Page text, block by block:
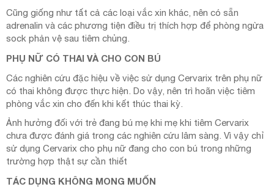
Cũng giống như tất cả các loại vắc xin khác, nên có sẵn
adrenalin và các phương tiện điều trị thích hợp để phòng ngừa
sock phản vệ sau tiêm chủng.
PHỤ NỮ CÓ THAI VÀ CHO CON BÚ
Các nghiên cứu đặc hiệu về việc sử dụng Cervarix trên phụ nữ
có thai không được thực hiện. Do vậy, nên trì hoãn việc tiêm
phòng vắc xin cho đến khi kết thúc thai kỳ.
Ảnh hưởng đối với trẻ đang bú mẹ khi mẹ khi tiêm Cervarix
chưa được đánh giá trong các nghiên cứu lâm sàng. Vì vậy chỉ
sử dụng Cervarix cho phụ nữ đang cho con bú trong những
trường hợp thật sự cần thiết
TÁC DỤNG KHÔNG MONG MUỐN